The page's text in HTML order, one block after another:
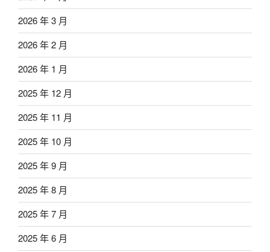
2026 年 3 月
2026 年 2 月
2026 年 1 月
2025 年 12 月
2025 年 11 月
2025 年 10 月
2025 年 9 月
2025 年 8 月
2025 年 7 月
2025 年 6 月